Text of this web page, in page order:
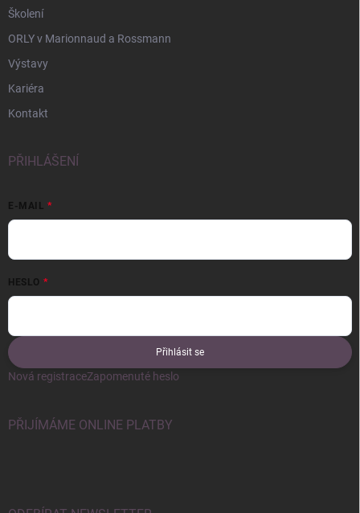
Školení
ORLY v Marionnaud a Rossmann
Výstavy
Kariéra
Kontakt
PŘIHLÁŠENÍ
E-MAIL
HESLO
Přihlásit se
Nová registraceZapomenuté heslo
PŘIJÍMÁME ONLINE PLATBY